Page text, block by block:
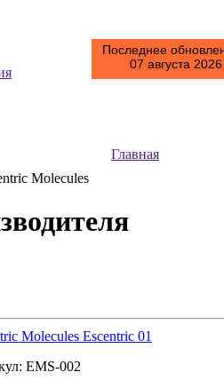
Последнее
07 августа
Главная
Molecules
Molecules Escentric 01
EMS-002